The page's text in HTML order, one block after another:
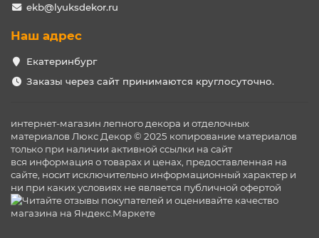
ekb@lyuksdekor.ru
Наш адрес
Екатеринбург
Заказы через сайт принимаются круглосуточно.
интернет-магазин лепного декора и отделочных
материалов Люкс Декор © 2025 копирование материалов
только при наличии активной ссылки на сайт
вся информация о товарах и ценах, предоставленная на
сайте, носит исключительно информационный характер и
ни при каких условиях не является публичной офертой